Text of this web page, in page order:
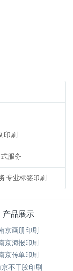
印刷
服务
专业标签印刷
产品展示
京画册印刷
京海报印刷
京传单印刷
不干胶印刷